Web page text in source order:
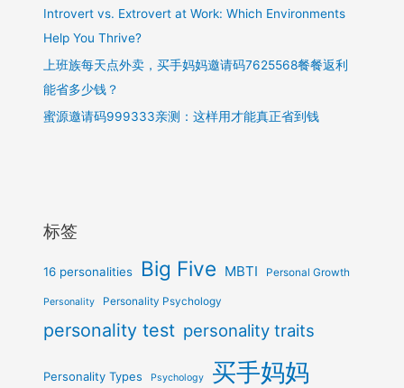
Introvert vs. Extrovert at Work: Which Environments
Help You Thrive?
上班族每天点外卖，买手妈妈邀请码7625568餐餐返利
能省多少钱？
蜜源邀请码999333亲测：这样用才能真正省到钱
标签
16 personalities Big Five MBTI Personal Growth
Personality Personality Psychology
personality test personality traits
Personality Types Psychology 买手妈妈